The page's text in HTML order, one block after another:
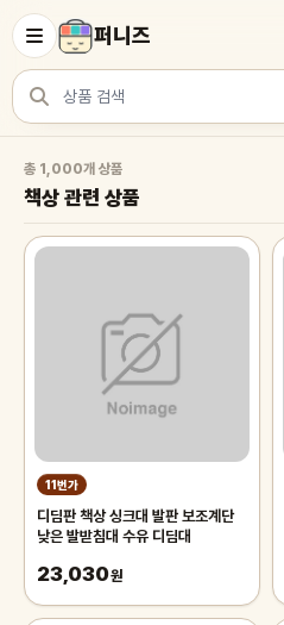
퍼니즈
상품 검색
책상 관련 상품
총 1,000개 상품
책상 관련 상품
11번가
디딤판 책상 싱크대 발판 보조계단
낮은 발받침대 수유 디딤대
23,030원